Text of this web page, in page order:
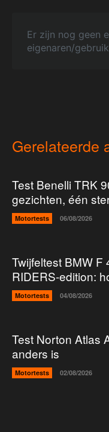
Er zijn nog geen
eigenaren/
Gerelateerde
Test Benelli TRK
gezichten, één
Motortests 06/08/2026
Twijfeltest BMW F
RIDERS-edition:
Motortests 04/08/2026
Test Norton Atlas
anders is
Motortests 02/08/2026